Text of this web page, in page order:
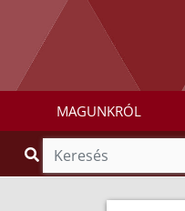
MAGUNKRÓL